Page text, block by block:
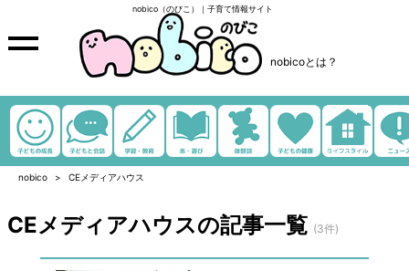
nobico（のびこ）｜子育て情報サイト
nobicoとは？
nobico CEメディアハウス
CEメディアハウスの記事一覧 (3件)